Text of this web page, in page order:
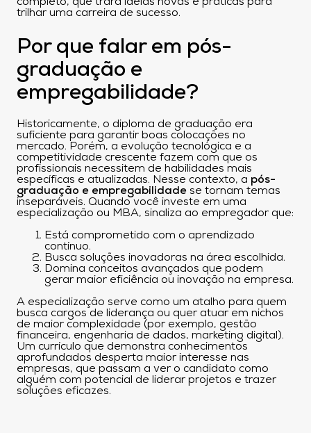
trilhar uma carreira de sucesso.
Por que falar em pós-
graduação e
empregabilidade?
Historicamente, o diploma de graduação era
suficiente para garantir boas colocações no
mercado. Porém, a evolução tecnológica e a
competitividade crescente fazem com que os
profissionais necessitem de habilidades mais
específicas e atualizadas. Nesse contexto, a pós-
graduação e empregabilidade se tornam temas
inseparáveis. Quando você investe em uma
especialização ou MBA, sinaliza ao empregador que:
Está comprometido com o aprendizado
contínuo.
Busca soluções inovadoras na área escolhida.
Domina conceitos avançados que podem
gerar maior eficiência ou inovação na empresa.
A especialização serve como um atalho para quem
busca cargos de liderança ou quer atuar em nichos
de maior complexidade (por exemplo, gestão
financeira, engenharia de dados, marketing digital).
Um currículo que demonstra conhecimentos
aprofundados desperta maior interesse nas
empresas, que passam a ver o candidato como
alguém com potencial de liderar projetos e trazer
soluções eficazes.